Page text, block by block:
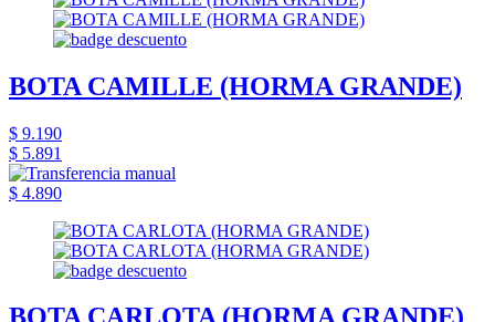
BOTA CAMILLE (HORMA GRANDE)
$ 9.190
$ 5.891
$ 4.890